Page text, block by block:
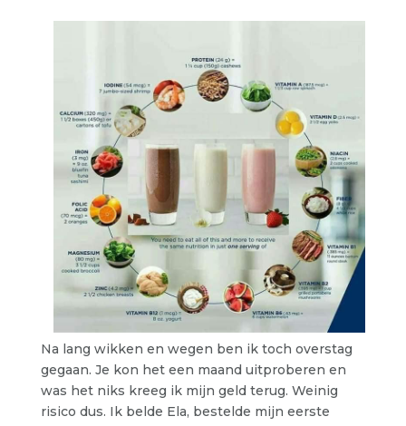
Na lang wikken en wegen ben ik toch overstag
gegaan. Je kon het een maand uitproberen en
was het niks kreeg ik mijn geld terug. Weinig
risico dus. Ik belde Ela, bestelde mijn eerste